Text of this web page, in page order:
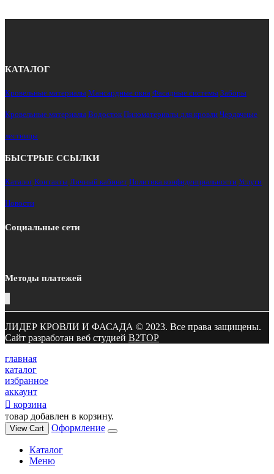
КАТАЛОГ
Кровельные материалы Мансардные окна Фасадные системы Заборы
Кровельные материалы Водосток Пиломатериалы для кровли Чердачные
лестницы
БЫСТРЫЕ ССЫЛКИ
Каталог Контакты Личный кабинет Политика конфиденциальности Услуги
Новости
Социальные сети
Методы платежей
ЛИДЕР КРОВЛИ И ФАСАДА © 2023. Все права защищены.
Сайт разработан веб студией B2TOP
главная
каталог
избранное
аккаунт
корзина
товар добавлен в корзину.
View Cart Оформление
Каталог
Меню